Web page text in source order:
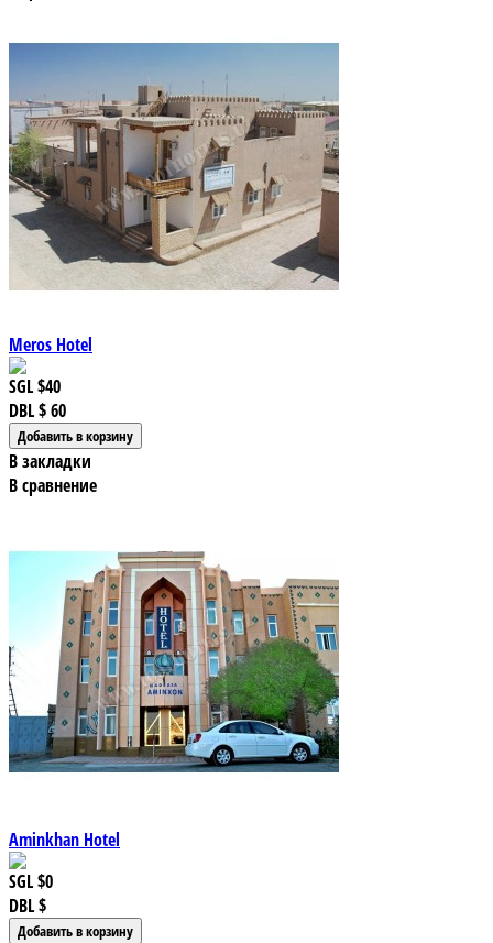
Meros Hotel
SGL$40
DBL$ 60
В закладки
В сравнение
Aminkhan Hotel
SGL$0
DBL$